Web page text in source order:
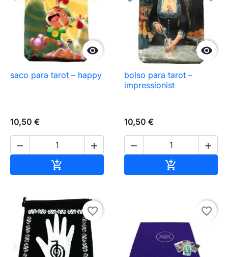

saco para tarot – happy
10,50 €
 


bolso para tarot –
impressionist
10,50 €
 

favorite_border favorite_border